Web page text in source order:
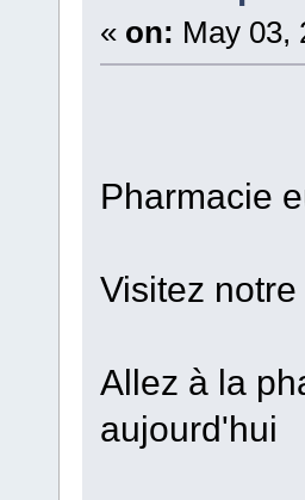
« on: May 03,
Pharmacie
Visitez
Allez à la
aujourd'hui